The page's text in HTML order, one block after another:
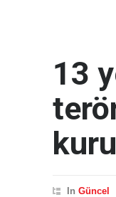
13
In Güncel